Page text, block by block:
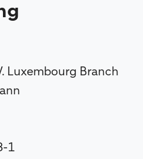
Luxembourg Branch
1